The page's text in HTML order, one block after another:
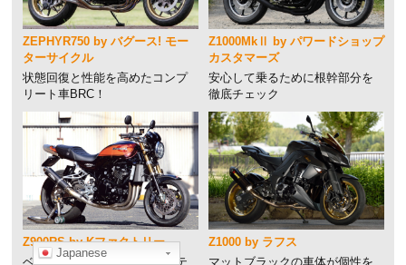
ZEPHYR750 by バグース! モー
ターサイクル
状態回復と性能を高めたコンプ
リート車BRC！
Z1000MkⅡ by パワードショップ
カスタマーズ
安心して乗るために根幹部分を
徹底チェック
Z900RS by Kファクトリー
ベース車の特徴であるレトロテ
Z1000 by ラフス
マットブラックの車体が個性を
Japanese